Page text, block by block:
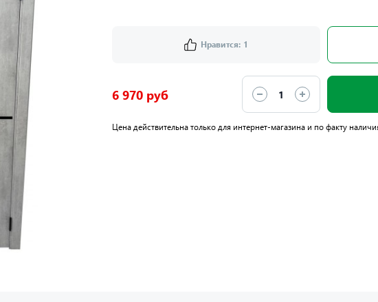
Нравится: 1
6 970 руб
Цена действительна только для интернет-магазина и по факту